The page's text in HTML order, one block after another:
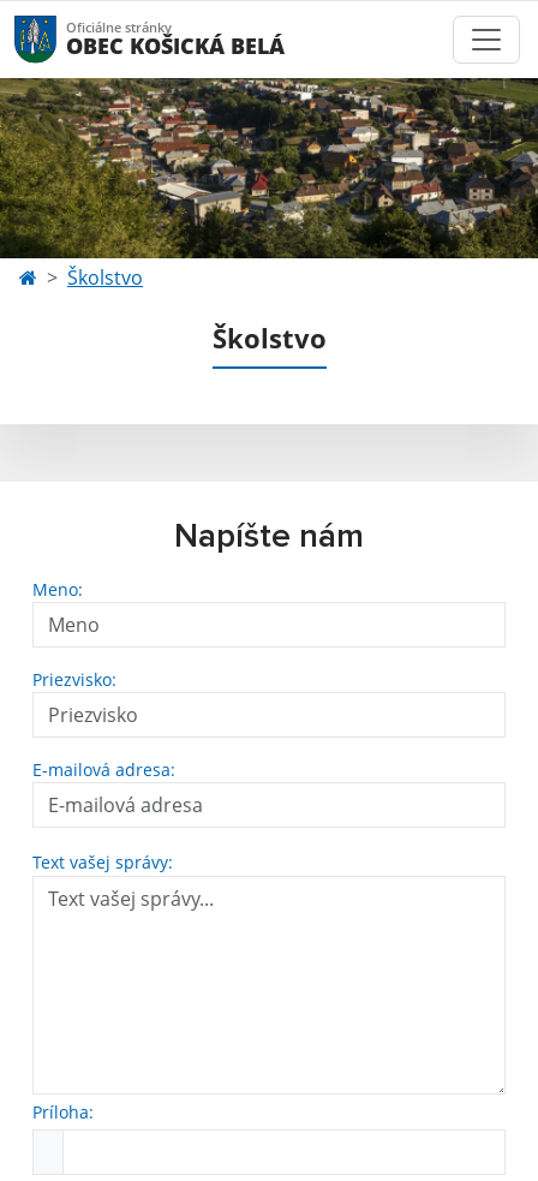
Oficiálne stránky
OBEC KOŠICKÁ BELÁ
Školstvo
Školstvo
Napíšte nám
Meno:
Priezvisko:
E-mailová adresa:
Text vašej správy:
Príloha: